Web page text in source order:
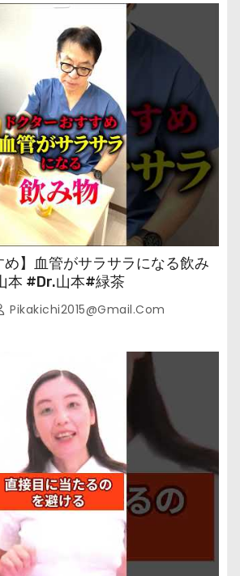
め】血管がサラサラになる飲み
本 #Dr.山本#緑茶
Pikakichi2015@gmail.com